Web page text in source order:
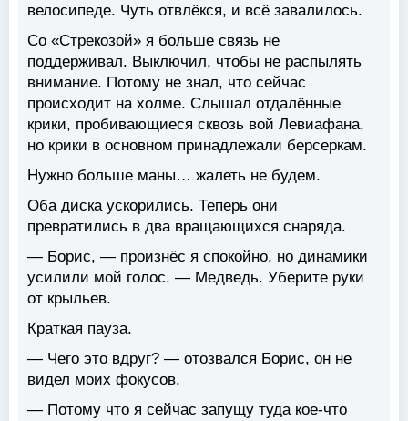
велосипеде. Чуть отвлёкся, и всё завалилось.
Со «Стрекозой» я больше связь не
поддерживал. Выключил, чтобы не распылять
внимание. Потому не знал, что сейчас
происходит на холме. Слышал отдалённые
крики, пробивающиеся сквозь вой Левиафана,
но крики в основном принадлежали берсеркам.
Нужно больше маны… жалеть не будем.
Оба диска ускорились. Теперь они
превратились в два вращающихся снаряда.
— Борис, — произнёс я спокойно, но динамики
усилили мой голос. — Медведь. Уберите руки
от крыльев.
Краткая пауза.
— Чего это вдруг? — отозвался Борис, он не
видел моих фокусов.
— Потому что я сейчас запущу туда кое-что